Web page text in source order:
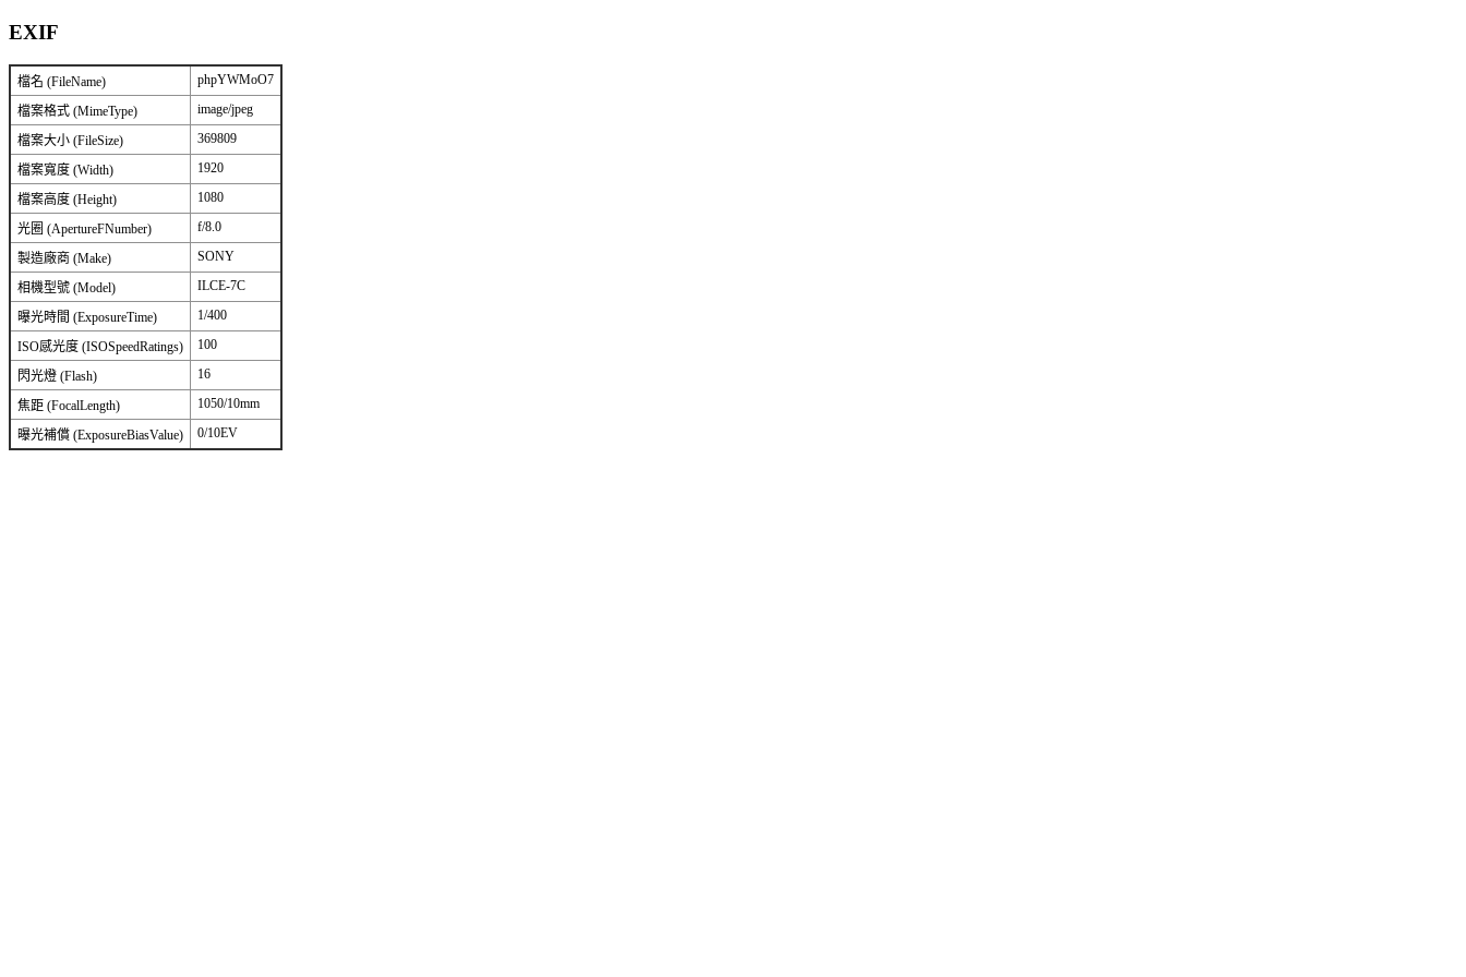
EXIF
檔名 (FileName) phpYWMoO7
檔案格式 (MimeType) image/jpeg
檔案大小 (FileSize) 369809
檔案寬度 (Width) 1920
檔案高度 (Height) 1080
光圈 (ApertureFNumber) f/8.0
製造廠商 (Make) SONY
相機型號 (Model) ILCE-7C
曝光時間 (ExposureTime) 1/400
ISO感光度 (ISOSpeedRatings) 100
閃光燈 (Flash) 16
焦距 (FocalLength) 1050/10mm
曝光補償 (ExposureBiasValue) 0/10EV